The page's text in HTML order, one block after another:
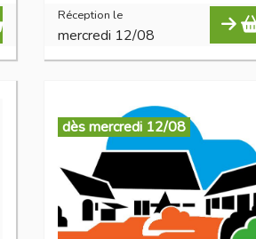
Réception le
mercredi 12/08
dès mercredi 12/08